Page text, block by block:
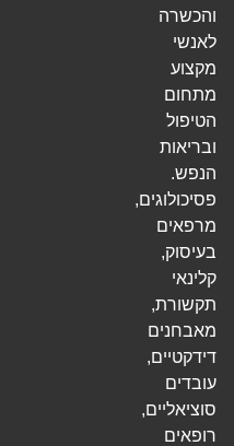
והכשרה
לאנשי
מקצוע
מתחום
הטיפול
ובריאות
הנפש.
פסיכולוגים,
מרפאים
בעיסוק,
קלינאי
תקשורת,
מאבחנים
דידקטיים,
עובדים
סוציאליים,
רופאים